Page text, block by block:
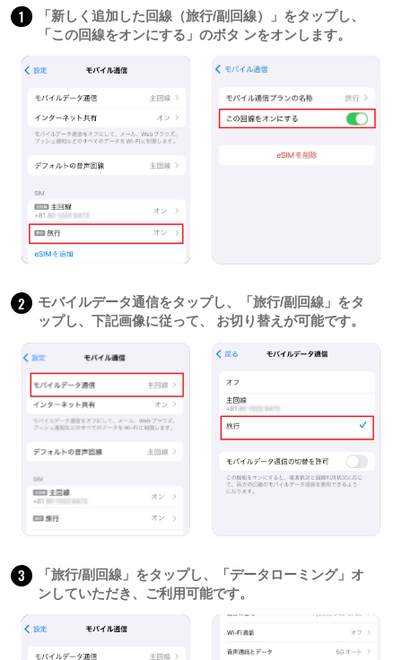
1
「新しく追加した回線（旅行/副回線）」をタップし、
「この回線をオンにする」のボタ ンをオンします。
2
モバイルデータ通信をタップし、「旅行/副回線」をタ
ップし、下記画像に従って、 お切り替えが可能です。
3
「旅行/副回線」をタップし、「データローミング」オ
ンしていただき、ご利用可能です。